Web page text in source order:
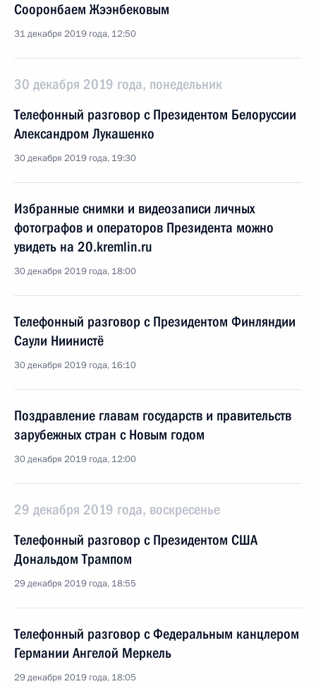
Сооронбаем Жээнбековым
31 декабря 2019 года, 12:50
30 декабря 2019 года, понедельник
Телефонный разговор с Президентом Белоруссии
Александром Лукашенко
30 декабря 2019 года, 19:30
Избранные снимки и видеозаписи личных
фотографов и операторов Президента можно
увидеть на 20.kremlin.ru
30 декабря 2019 года, 18:00
Телефонный разговор с Президентом Финляндии
Саули Ниинистё
30 декабря 2019 года, 16:10
Поздравление главам государств и правительств
зарубежных стран с Новым годом
30 декабря 2019 года, 12:00
29 декабря 2019 года, воскресенье
Телефонный разговор с Президентом США
Дональдом Трампом
29 декабря 2019 года, 18:55
Телефонный разговор с Федеральным канцлером
Германии Ангелой Меркель
29 декабря 2019 года, 18:05